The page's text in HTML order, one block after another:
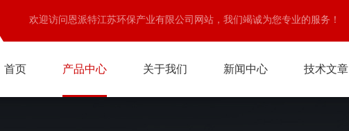
欢迎访问恩派特江苏环保产业有限公司网站，我们竭诚为您专业的服务！
首页 产品中心 关于我们 新闻中心 技术文章